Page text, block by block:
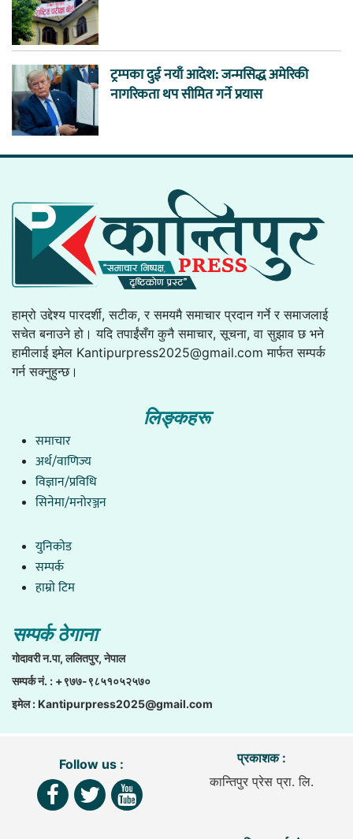
ट्रम्पका दुई नयाँ आदेश: जन्मसिद्ध अमेरिकी
नागरिकता थप सीमित गर्ने प्रयास
हाम्रो उद्देश्य पारदर्शी, सटीक, र समयमै समाचार प्रदान गर्ने र समाजलाई
सचेत बनाउने हो। यदि तपाईंसँग कुनै समाचार, सूचना, वा सुझाव छ भने
हामीलाई इमेल Kantipurpress2025@gmail.com मार्फत सम्पर्क
गर्न सक्नुहुन्छ।
लिङ्कहरू
समाचार
अर्थ/वाणिज्य
विज्ञान/प्रविधि
सिनेमा/मनोरञ्जन
युनिकाेड
सम्पर्क
हाम्राे टिम
सम्पर्क ठेगाना
गाेदावरी न.पा, ललितपुर, नेपाल
सम्पर्क नं. : +९७७-९८५१०५२५७०
इमेल :Kantipurpress2025@gmail.com
Follow us :
प्रकाशक :
कान्तिपुर प्रेस प्रा. लि.